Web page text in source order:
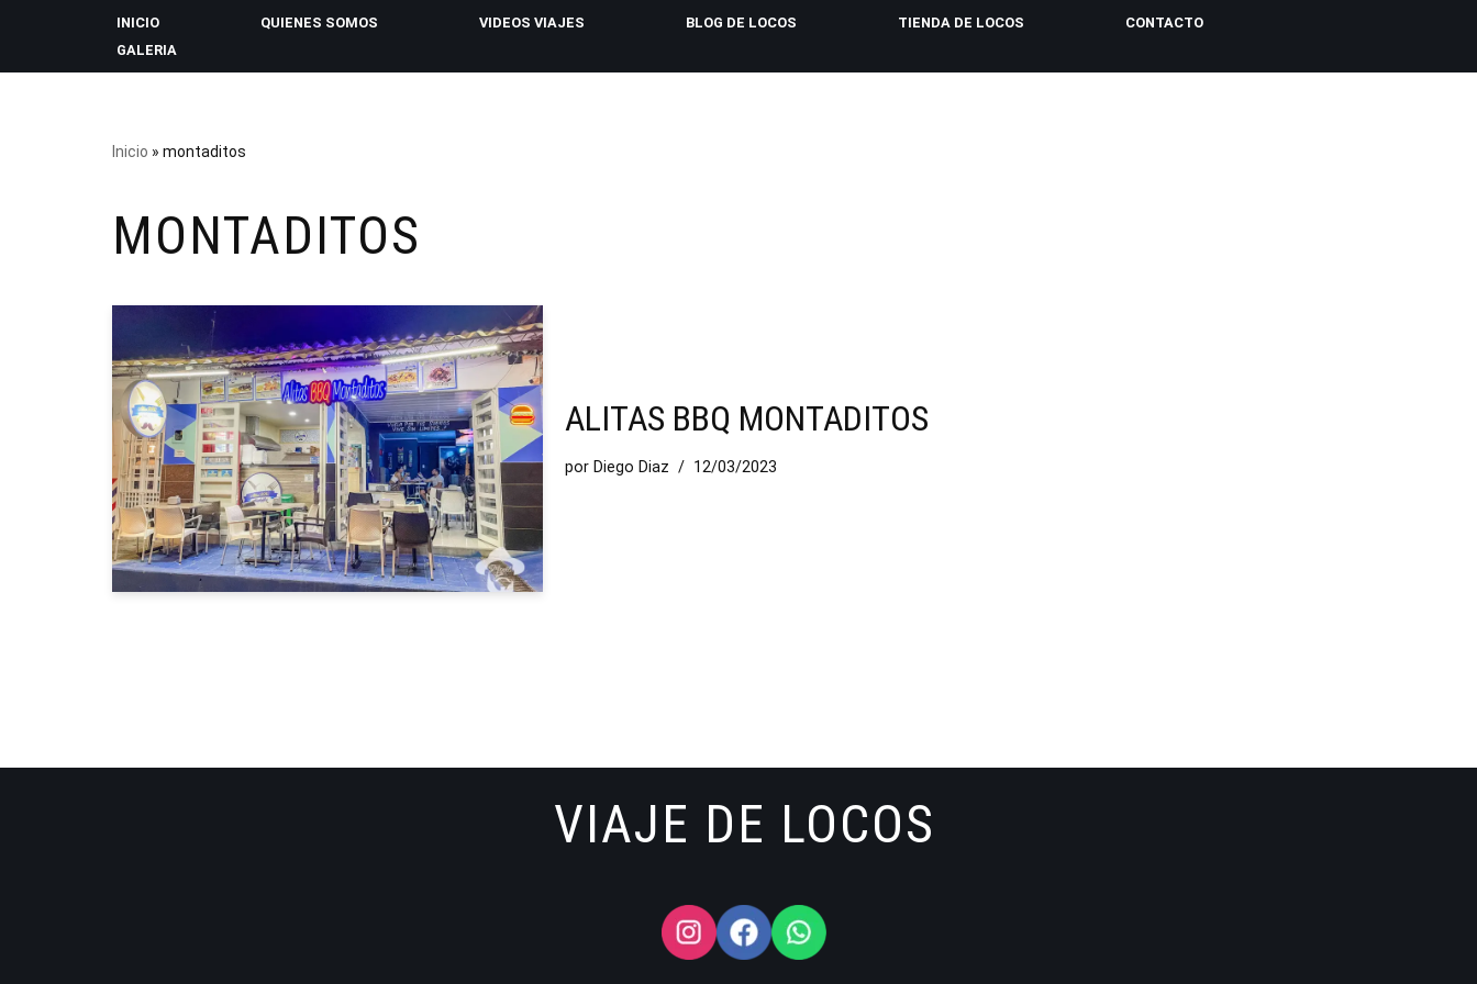
INICIO QUIENES SOMOS VIDEOS VIAJES BLOG DE LOCOS TIENDA DE LOCOS
CONTACTO
GALERIA
Inicio » montaditos
MONTADITOS
ALITAS BBQ MONTADITOS
por Diego Diaz 12/03/2023
VIAJE DE LOCOS